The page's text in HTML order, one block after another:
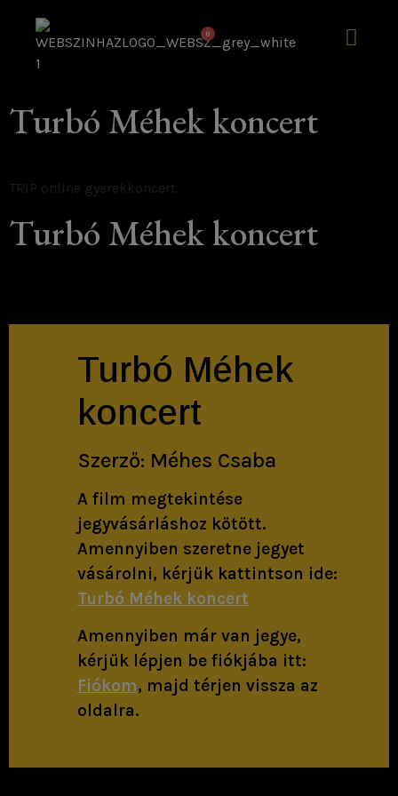
0
Turbó Méhek koncert
TRIP online gyerekkoncert.
Turbó Méhek koncert
Turbó Méhek
koncert
Szerző: Méhes Csaba
A film megtekintése
jegyvásárláshoz kötött.
Amennyiben szeretne jegyet
vásárolni, kérjük kattintson ide:
Turbó Méhek koncert
Amennyiben már van jegye,
kérjük lépjen be fiókjába itt:
Fiókom, majd térjen vissza az
oldalra.